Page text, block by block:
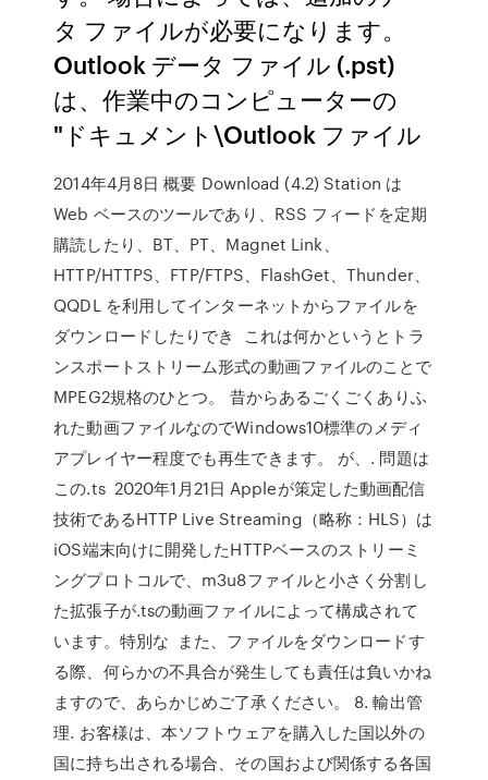
タ ファイルが必要になります。
Outlook データ ファイル (.pst)
は、作業中のコンピューターの
"ドキュメント\Outlook ファイル
2014年4月8日 概要 Download (4.2) Station は
Web ベースのツールであり、RSS フィードを定期
購読したり、BT、PT、Magnet Link、
HTTP/HTTPS、FTP/FTPS、FlashGet、Thunder、
QQDL を利用してインターネットからファイルを
ダウンロードしたりでき これは何かというとトラ
ンスポートストリーム形式の動画ファイルのことで
MPEG2規格のひとつ。 昔からあるごくごくありふ
れた動画ファイルなのでWindows10標準のメディ
アプレイヤー程度でも再生できます。 が、. 問題は
この.ts 2020年1月21日 Appleが策定した動画配信
技術であるHTTP Live Streaming（略称：HLS）は
iOS端末向けに開発したHTTPベースのストリーミ
ングプロトコルで、m3u8ファイルと小さく分割し
た拡張子が.tsの動画ファイルによって構成されて
います。特別な また、ファイルをダウンロードす
る際、何らかの不具合が発生しても責任は負いかね
ますので、あらかじめご了承ください。 8. 輸出管
理. お客様は、本ソフトウェアを購入した国以外の
国に持ち出される場合、その国および関係する各国